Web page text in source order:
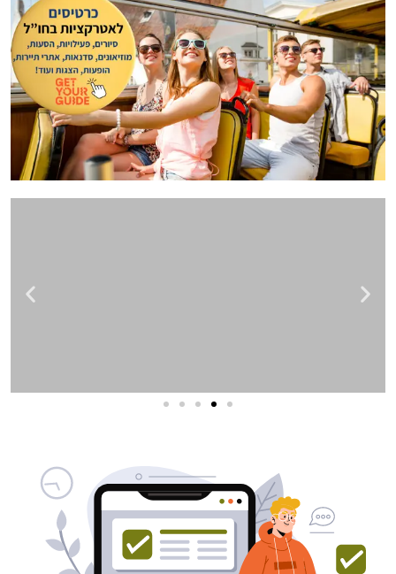
בעל/ת עסק? סוכנות ניהול מוניטין
לקידום, שיווק ופרסום באינטרנט
כאן עבורך!
לפרטים